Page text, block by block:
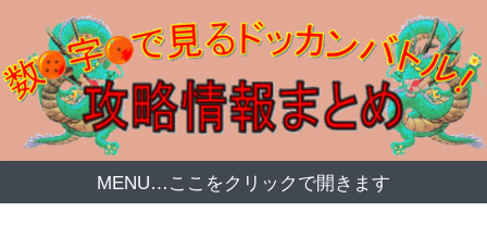
MENU…ここをクリックで開きます